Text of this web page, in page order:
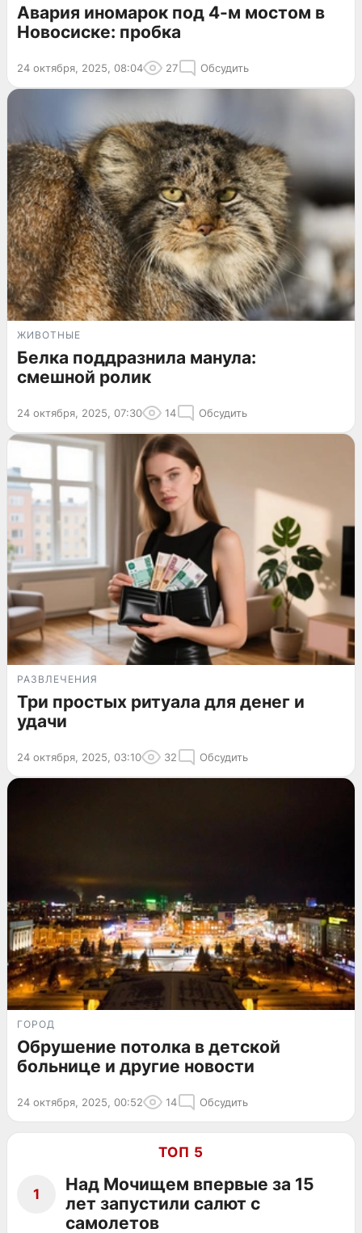
Авария иномарок под 4-м мостом в
Новосиске: пробка
24 октября, 2025, 08:04 27 Обсудить
ЖИВОТНЫЕ
Белка поддразнила манула:
смешной ролик
24 октября, 2025, 07:30 14 Обсудить
РАЗВЛЕЧЕНИЯ
Три простых ритуала для денег и
удачи
24 октября, 2025, 03:10 32 Обсудить
ГОРОД
Обрушение потолка в детской
больнице и другие новости
24 октября, 2025, 00:52 14 Обсудить
ТОП 5
1
Над Мочищем впервые за 15
лет запустили салют с
самолетов